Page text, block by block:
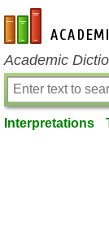
en-academic.com
Academic
Interpretations